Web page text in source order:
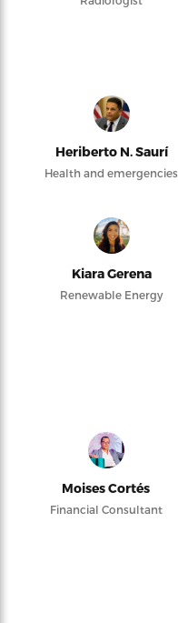
Heriberto N. Saurí
Health and emergencies
Kiara Gerena
Renewable Energy
Moises Cortés
Financial Consultant